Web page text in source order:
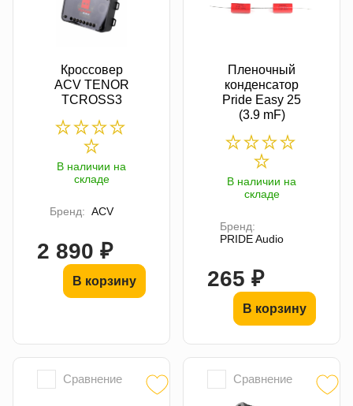
Кроссовер
ACV TENOR
TCROSS3
В наличии на
складе
Бренд: ACV
2 890 ₽
В корзину
Пленочный
конденсатор
Pride Easy 25
(3.9 mF)
В наличии на
складе
Бренд:
PRIDE Audio
265 ₽
В корзину
Сравнение Сравнение